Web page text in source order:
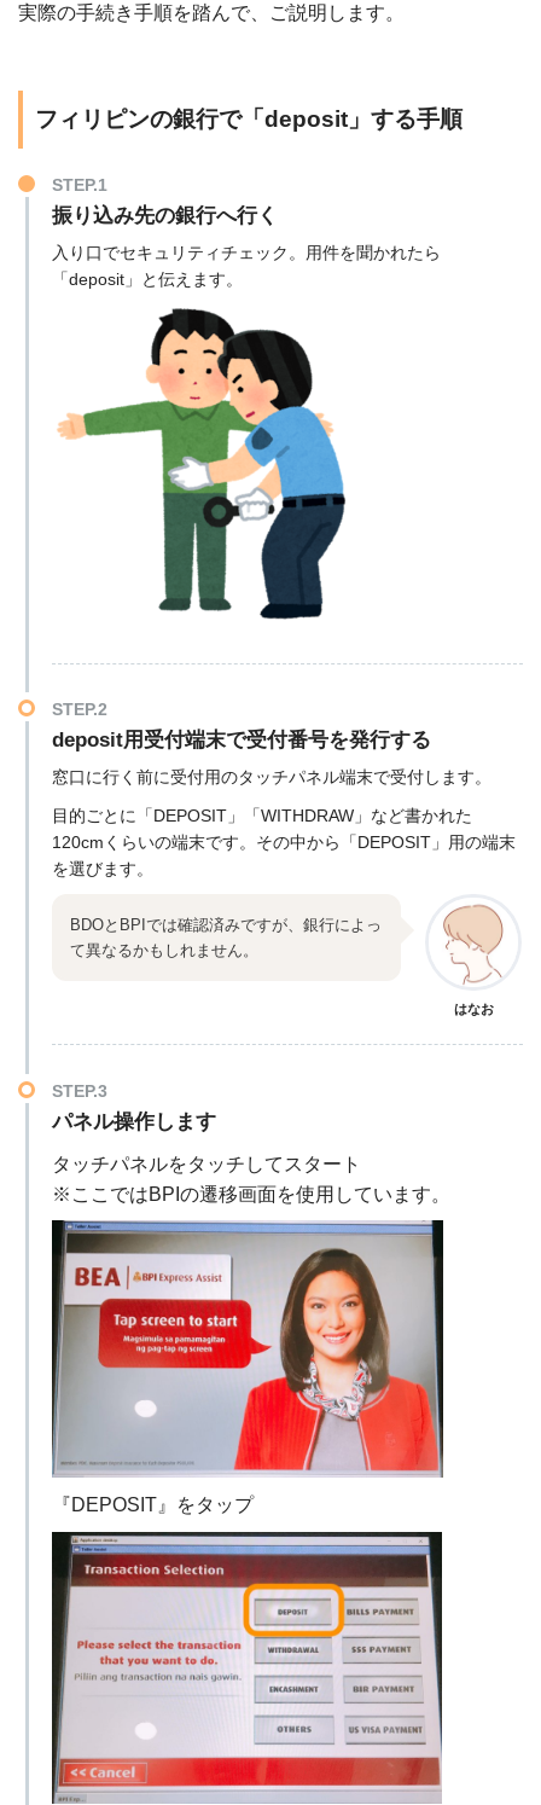
実際の手続き手順を踏んで、ご説明します。
フィリピンの銀行で「deposit」する手順
STEP.1
振り込み先の銀行へ行く
入り口でセキュリティチェック。用件を聞かれたら
「deposit」と伝えます。
STEP.2
deposit用受付端末で受付番号を発行する
窓口に行く前に受付用のタッチパネル端末で受付します。
目的ごとに「DEPOSIT」「WITHDRAW」など書かれた
120cmくらいの端末です。その中から「DEPOSIT」用の端末
を選びます。
BDOとBPIでは確認済みですが、銀行によっ
て異なるかもしれません。
はなお
STEP.3
パネル操作します
タッチパネルをタッチしてスタート
※ここではBPIの遷移画面を使用しています。
『DEPOSIT』をタップ